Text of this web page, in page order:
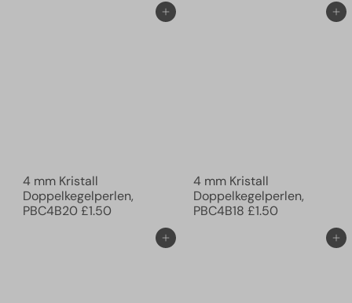
In den Einkaufswagen legen
4 mm Kristall
Doppelkegelperlen,
PBC4B20£1.50
In den Einkaufswagen legen
4 mm Kristall
Doppelkegelperlen,
PBC4B18 £1.50
In den Einkaufswagen legen
In den Einkaufswagen legen